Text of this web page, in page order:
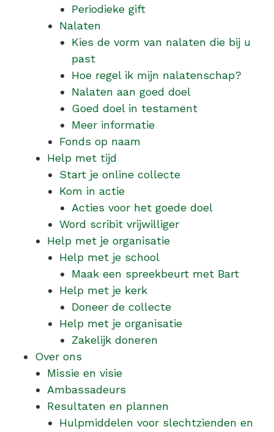
Periodieke gift
Nalaten
Kies de vorm van nalaten die bij u
past
Hoe regel ik mijn nalatenschap?
Nalaten aan goed doel
Goed doel in testament
Meer informatie
Fonds op naam
Help met tijd
Start je online collecte
Kom in actie
Acties voor het goede doel
Word scribit vrijwilliger
Help met je organisatie
Help met je school
Maak een spreekbeurt met Bart
Help met je kerk
Doneer de collecte
Help met je organisatie
Zakelijk doneren
Over ons
Missie en visie
Ambassadeurs
Resultaten en plannen
Hulpmiddelen voor slechtzienden en